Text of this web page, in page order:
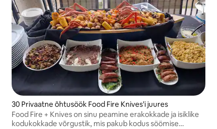
30 Privaatne õhtusöök Food Fire Knives'i juures
Food Fire + Knives on sinu peamine erakokkade ja isiklike
kodukokkade võrgustik, mis pakub kodus söömise